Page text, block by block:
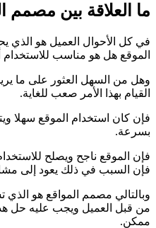
ما العلاقة بين مصمم
في كل الأحوال العميل هو الذي
الموقع هل هو مناسب للاستخدام
وهل من السهل العثور على ما
القيام بهذا الأمر صعب للغاية.
فإن كان استخدام الموقع سهلا
بسرعة.
فإن الموقع ناجح ويصلح
فإن السبب في ذلك يعود إلى
وبالتالي مصمم المواقع هو الذي
من قبل العميل ويجب عليه حل
ممكن.